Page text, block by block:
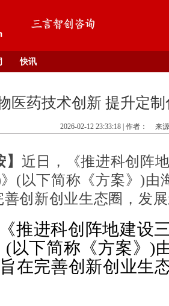
快讯
医药技术创新 提升定
2026-02-12 23:33:18 | 作者： 来
近日，《推进科创阵
》(以下简称《方案》)由
善创新创业生态圈，发
推进科创阵地建设
(以下简称《方案》)
在完善创新创业生